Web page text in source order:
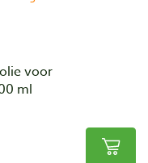
voor
ml